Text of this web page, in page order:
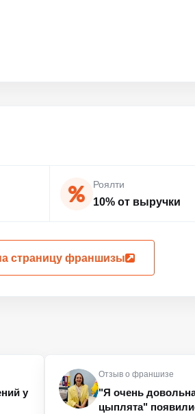
Роялти
10% от выручки
страницу франшизы
у
Отзыв о франшизе
"Я очень
цыплята"